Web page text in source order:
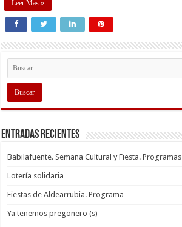
Leer Mas »
Entradas recientes
Babilafuente. Semana Cultural y Fiesta. Programas
Lotería solidaria
Fiestas de Aldearrubia. Programa
Ya tenemos pregonero (s)